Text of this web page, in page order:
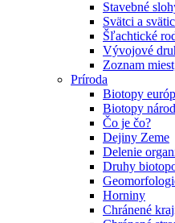
Stavebné
Svätci a
Šľachtické
Vývojové
Zoznam
Príroda
Biotopy
Biotopy
Čo je čo?
Dejiny Zeme
Delenie
Druhy
Horniny
Chránené